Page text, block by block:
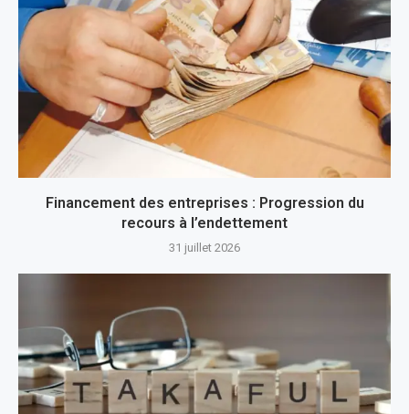
Financement des entreprises : Progression du
recours à l’endettement
31 juillet 2026